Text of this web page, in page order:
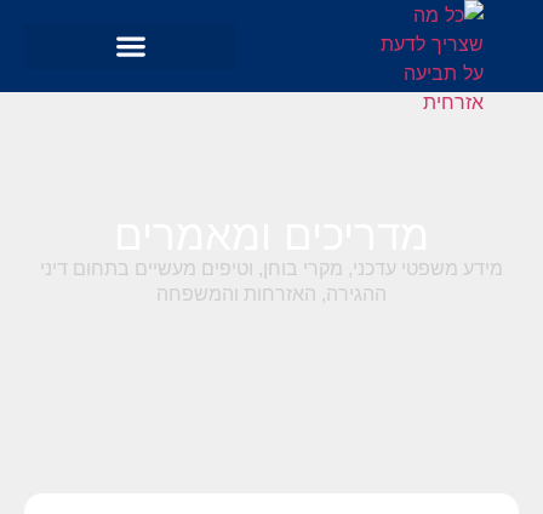
מידע משפטי עדכני, מקרי בוחן, וטיפים מעשיים בתחום דיני
ההגירה, האזרחות והמשפחה